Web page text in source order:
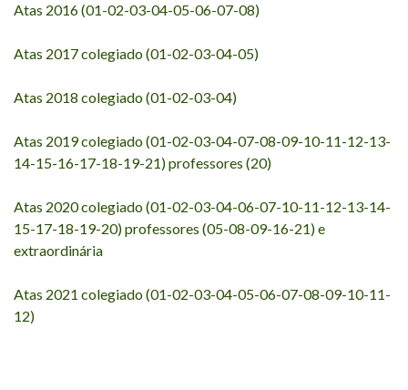
Atas 2016 (01-02-03-04-05-06-07-08)
Atas 2017 colegiado (01-02-03-04-05)
Atas 2018 colegiado (01-02-03-04)
Atas 2019 colegiado (01-02-03-04-07-08-09-10-11-12-13-
14-15-16-17-18-19-21) professores (20)
Atas 2020 colegiado (01-02-03-04-06-07-10-11-12-13-14-
15-17-18-19-20) professores (05-08-09-16-21) e
extraordinária
Atas 2021 colegiado (01-02-03-04-05-06-07-08-09-10-11-
12)